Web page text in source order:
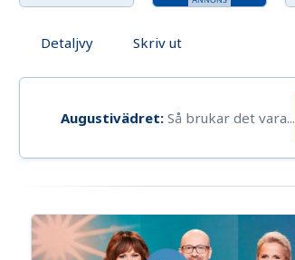
Detaljvy Skriv ut
Augustivädret: Så brukar det vara...